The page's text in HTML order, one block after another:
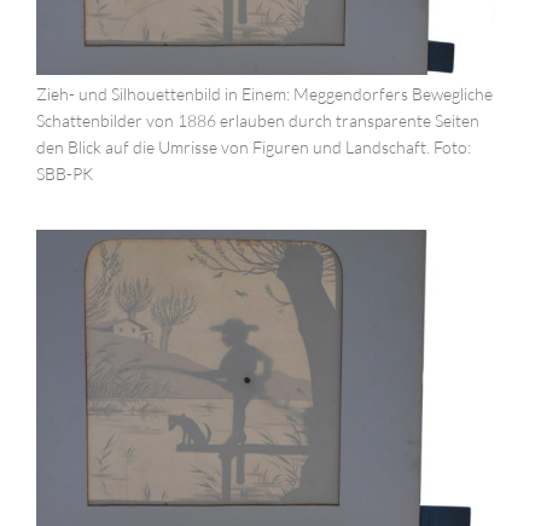
Zieh- und Silhouettenbild in Einem: Meggendorfers Bewegliche
Schattenbilder von 1886 erlauben durch transparente Seiten
den Blick auf die Umrisse von Figuren und Landschaft. Foto:
SBB-PK